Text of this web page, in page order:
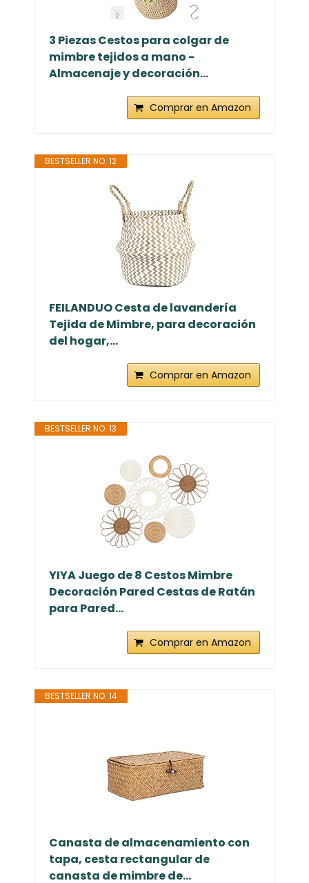
3 Piezas Cestos para colgar de
mimbre tejidos a mano -
Almacenaje y decoración...
Comprar en Amazon
BESTSELLER NO. 12
FEILANDUO Cesta de lavandería
Tejida de Mimbre, para decoración
del hogar,...
Comprar en Amazon
BESTSELLER NO. 13
YIYA Juego de 8 Cestos Mimbre
Decoración Pared Cestas de Ratán
para Pared...
Comprar en Amazon
BESTSELLER NO. 14
Canasta de almacenamiento con
tapa, cesta rectangular de
canasta de mimbre de...